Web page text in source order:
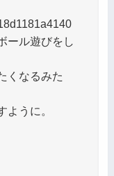
ール遊びをし
くなるみた
うに。